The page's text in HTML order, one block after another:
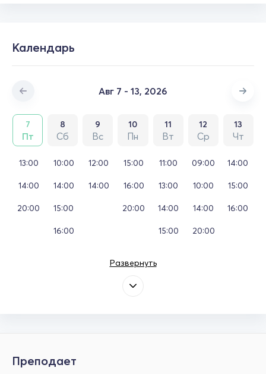
Календарь
Авг 7 - 13, 2026
7
Пт
8
Сб
9
Вс
10
Пн
11
Вт
12
Ср
13
Чт
13:00
14:00
20:00
10:00
14:00
15:00
16:00
12:00
14:00
15:00
16:00
20:00
11:00
13:00
14:00
15:00
09:00
10:00
14:00
20:00
14:00
15:00
16:00
Развернуть
Преподает